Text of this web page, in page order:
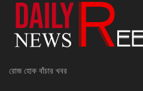
রোজ হোক বাঁচার খবর